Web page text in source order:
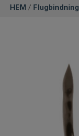
HEM / Flugbindning